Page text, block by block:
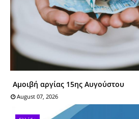
Αμοιβή αργίας 15ης Αυγούστου
August 07, 2026